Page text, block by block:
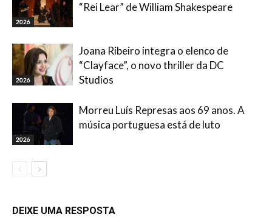
2026
“Rei Lear” de William Shakespeare
2026
Joana Ribeiro integra o elenco de
“Clayface”, o novo thriller da DC
Studios
2026
Morreu Luís Represas aos 69 anos. A
música portuguesa está de luto
DEIXE UMA RESPOSTA